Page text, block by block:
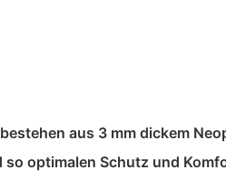
aus 3 mm dickem
optimalen Schutz und